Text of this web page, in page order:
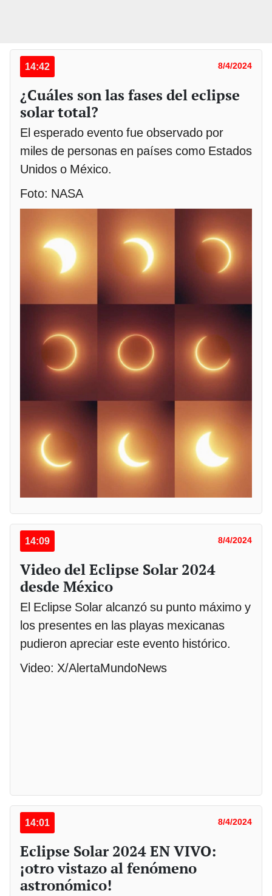
14:42 8/4/2024
¿Cuáles son las fases del eclipse
solar total?
El esperado evento fue observado por
miles de personas en países como Estados
Unidos o México.
Foto: NASA
14:09 8/4/2024
Video del Eclipse Solar 2024
desde México
El Eclipse Solar alcanzó su punto máximo y
los presentes en las playas mexicanas
pudieron apreciar este evento histórico.
Video: X/AlertaMundoNews
14:01 8/4/2024
Eclipse Solar 2024 EN VIVO:
¡otro vistazo al fenómeno
astronómico!